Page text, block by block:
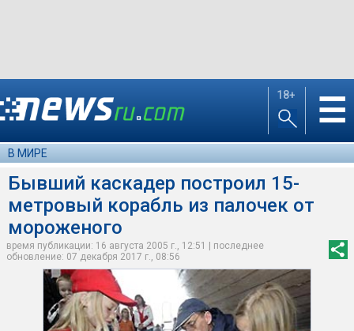
18+ ☰
В МИРЕ
Бывший каскадер построил 15-
метровый корабль из палочек от
мороженого
время публикации: 16 августа 2005 г., 12:51 | последнее
обновление: 07 декабря 2017 г., 08:56